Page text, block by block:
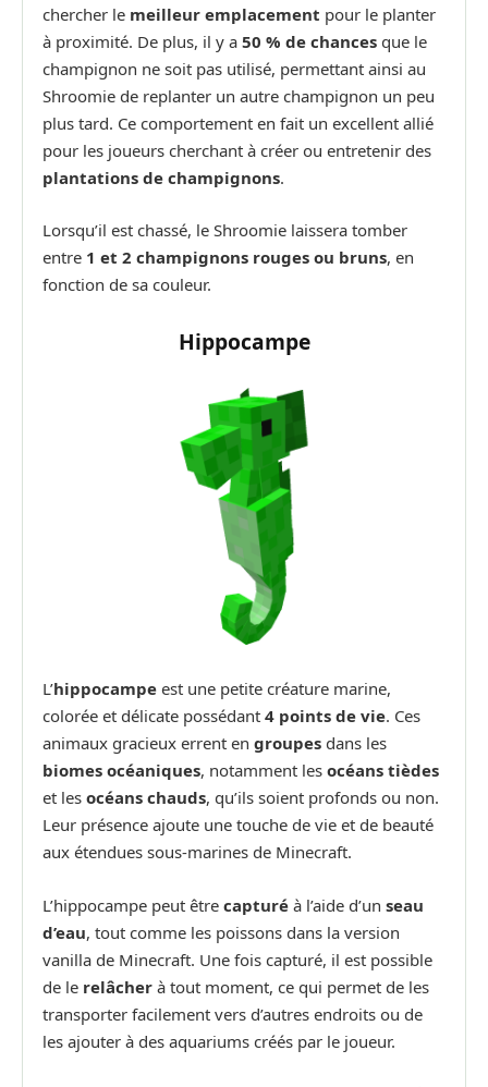
chercher le meilleur emplacement pour le planter
à proximité. De plus, il y a 50 % de chances que le
champignon ne soit pas utilisé, permettant ainsi au
Shroomie de replanter un autre champignon un peu
plus tard. Ce comportement en fait un excellent allié
pour les joueurs cherchant à créer ou entretenir des
plantations de champignons.
Lorsqu’il est chassé, le Shroomie laissera tomber
entre 1 et 2 champignons rouges ou bruns, en
fonction de sa couleur.
Hippocampe
L’hippocampe est une petite créature marine,
colorée et délicate possédant 4 points de vie. Ces
animaux gracieux errent en groupes dans les
biomes océaniques, notamment les océans tièdes
et les océans chauds, qu’ils soient profonds ou non.
Leur présence ajoute une touche de vie et de beauté
aux étendues sous-marines de Minecraft.
L’hippocampe peut être capturé à l’aide d’un seau
d’eau, tout comme les poissons dans la version
vanilla de Minecraft. Une fois capturé, il est possible
de le relâcher à tout moment, ce qui permet de les
transporter facilement vers d’autres endroits ou de
les ajouter à des aquariums créés par le joueur.